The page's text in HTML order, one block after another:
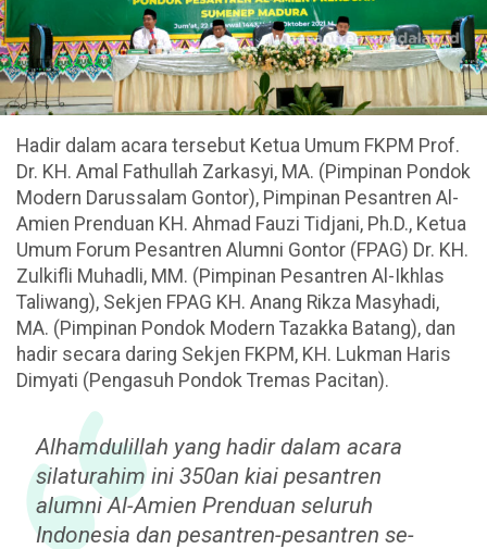
Hadir dalam acara tersebut Ketua Umum FKPM Prof.
Dr. KH. Amal Fathullah Zarkasyi, MA. (Pimpinan Pondok
Modern Darussalam Gontor), Pimpinan Pesantren Al-
Amien Prenduan KH. Ahmad Fauzi Tidjani, Ph.D., Ketua
Umum Forum Pesantren Alumni Gontor (FPAG) Dr. KH.
Zulkifli Muhadli, MM. (Pimpinan Pesantren Al-Ikhlas
Taliwang), Sekjen FPAG KH. Anang Rikza Masyhadi,
MA. (Pimpinan Pondok Modern Tazakka Batang), dan
hadir secara daring Sekjen FKPM, KH. Lukman Haris
Dimyati (Pengasuh Pondok Tremas Pacitan).
Alhamdulillah yang hadir dalam acara
silaturahim ini 350an kiai pesantren
alumni Al-Amien Prenduan seluruh
Indonesia dan pesantren-pesantren se-